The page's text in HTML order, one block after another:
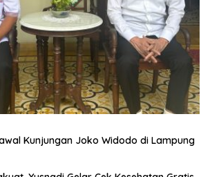
Kunjungan Joko Widodo di Lampung